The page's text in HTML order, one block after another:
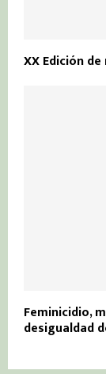
XX Edición
Feminicidio,
desigualdad